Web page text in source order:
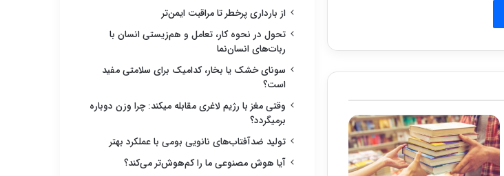
از بارداری پرخطر تا مراقبت ایمن‌تر
تحول در نحوه کار، تعامل و هم‌زیستی انسان با
ربات‌های انسان‌نما
سونای خشک یا بخار، کدامیک برای سلامتی مفید
است؟
وقتی مغز با رژیم لاغری مقابله میکند: چرا وزن دوباره
برمیگردد؟
تولید ضدآفتاب‌های نانویی بومی با عملکرد بهتر
آیا هوش مصنوعی ما را کم‌هوش‌تر می‌کند؟